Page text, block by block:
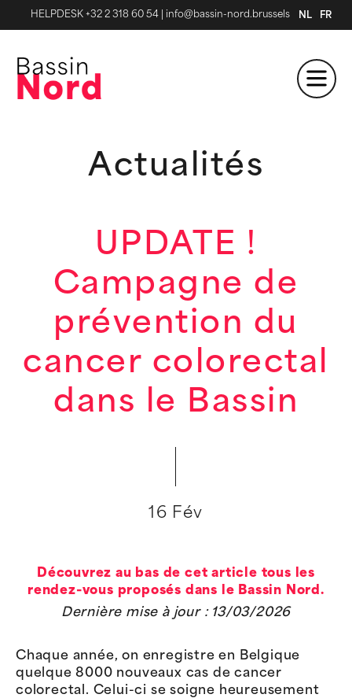
HELPDESK +32 2 318 60 54 info@bassin-nord.brussels NL FR
Actualités
UPDATE !
Campagne de
prévention du
cancer colorectal
dans le Bassin
16 Fév
Découvrez au bas de cet article tous les
rendez-vous proposés dans le Bassin Nord.
Dernière mise à jour : 13/03/2026
Chaque année, on enregistre en Belgique
quelque 8000 nouveaux cas de cancer
colorectal. Celui-ci se soigne heureusement